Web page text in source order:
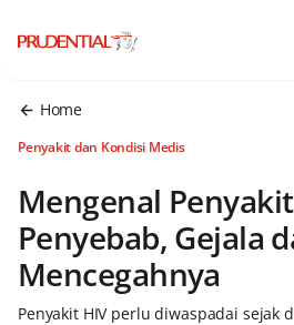
Home
Penyakit dan Kondisi Medis
Mengenal
Penyebab, Gejala
Mencegahnya
Penyakit HIV perlu diwaspadai sejak